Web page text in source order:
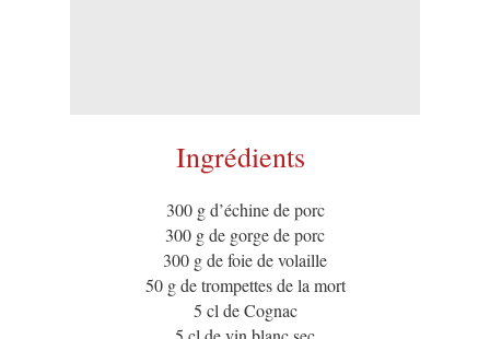
Ingrédients
300 g d’échine de porc
300 g de gorge de porc
300 g de foie de volaille
50 g de trompettes de la mort
5 cl de Cognac